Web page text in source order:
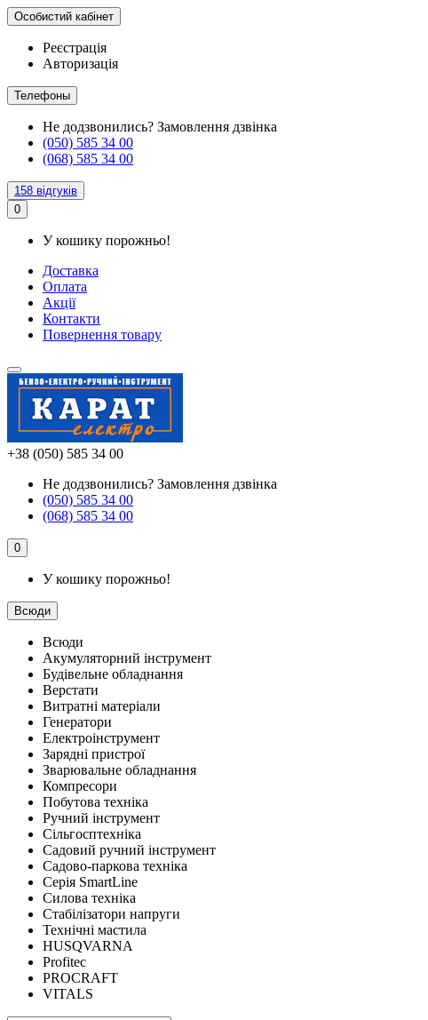
Особистий кабінет
Реєстрація
Авторизація
Телефоны
Не додзвонились? Замовлення дзвінка
(050) 585 34 00
(068) 585 34 00
158 відгуків
0
У кошику порожньо!
Доставка
Оплата
Акції
Контакти
Повернення товару
+38 (050) 585 34 00
Не додзвонились? Замовлення дзвінка
(050) 585 34 00
(068) 585 34 00
0
У кошику порожньо!
Всюди
Всюди
Акумуляторний інструмент
Будівельне обладнання
Верстати
Витратні матеріали
Генератори
Електроінструмент
Зарядні пристрої
Зварювальне обладнання
Компресори
Побутова техніка
Ручний інструмент
Сільгосптехніка
Садовий ручний інструмент
Садово-паркова техніка
Серія SmartLine
Силова техніка
Стабілізатори напруги
Технічні мастила
HUSQVARNA
Profitec
PROCRAFT
VITALS